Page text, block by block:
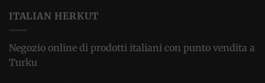
ITALIAN HERKUT
Negozio online di prodotti italiani con punto vendita a
Turku